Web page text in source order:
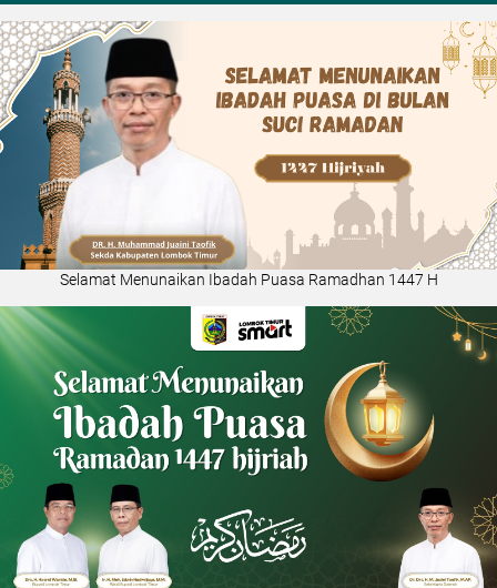
Selamat Menunaikan Ibadah Puasa Ramadhan 1447 H